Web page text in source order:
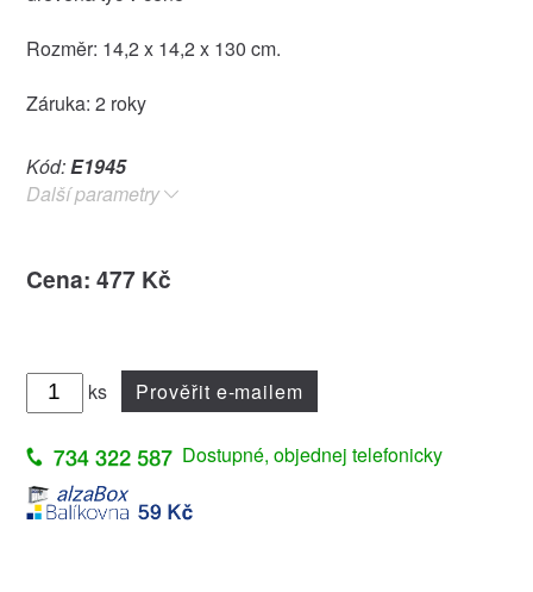
Rozměr: 14,2 x 14,2 x 130 cm.
Záruka: 2 roky
Kód:E1945
Další parametry
Cena: 477 Kč
ks Prověřit e-mailem
Dostupné, objednej telefonicky